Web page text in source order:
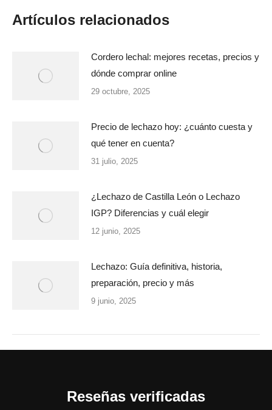
Artículos relacionados
Cordero lechal: mejores recetas, precios y
dónde comprar online
29 octubre, 2025
Precio de lechazo hoy: ¿cuánto cuesta y
qué tener en cuenta?
31 julio, 2025
¿Lechazo de Castilla León o Lechazo
IGP? Diferencias y cuál elegir
12 junio, 2025
Lechazo: Guía definitiva, historia,
preparación, precio y más
9 junio, 2025
Reseñas verificadas